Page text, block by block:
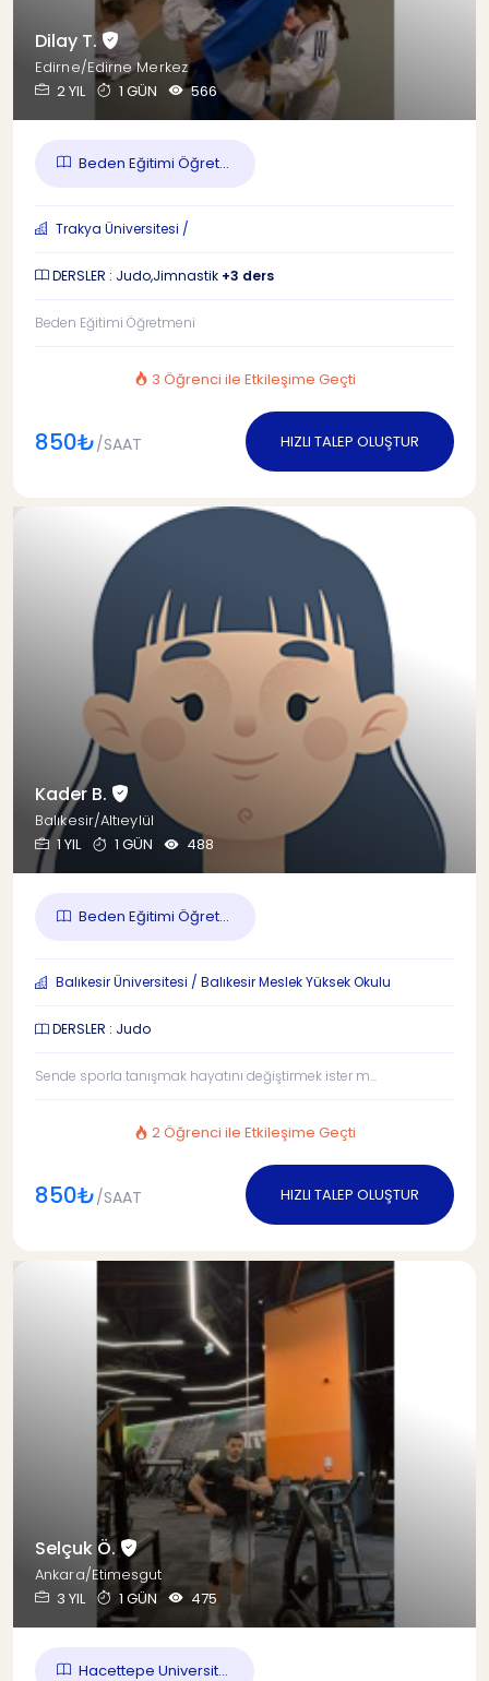
Dilay T.
Edirne/Edirne Merkez
2 YIL
1 GÜN 566
Beden Eğitimi Öğret...
Trakya Üniversitesi /
DERSLER : Judo,Jimnastik +3 ders
Beden Eğitimi Öğretmeni
3 Öğrenci ile Etkileşime Geçti
850₺/SAAT HIZLI TALEP OLUŞTUR
Kader B.
Balıkesir/Altıeylül
1 YIL
1 GÜN 488
Beden Eğitimi Öğret...
Balıkesir Üniversitesi / Balıkesir Meslek Yüksek Okulu
DERSLER : Judo
Sende sporla tanışmak hayatını değiştirmek ister m...
2 Öğrenci ile Etkileşime Geçti
850₺/SAAT HIZLI TALEP OLUŞTUR
Selçuk Ö.
Ankara/Etimesgut
3 YIL
1 GÜN 475
Hacettepe Universit...